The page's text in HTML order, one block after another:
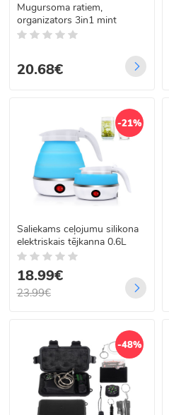
Mugursoma ratiem,
organizators 3in1 mint
20.68€
-21%
Saliekams ceļojumu silikona
elektriskais tējkanna 0.6L
18.99€
23.99€
-48%